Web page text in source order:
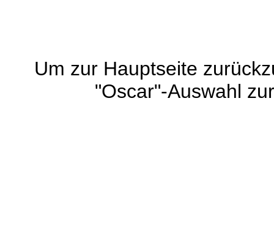
Um zur Hauptseite
"Oscar"-Auswahl